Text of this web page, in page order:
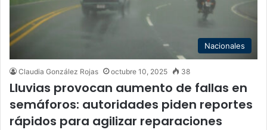
Nacionales
Claudia González Rojas octubre 10, 2025 38
Lluvias provocan aumento de fallas en
semáforos: autoridades piden reportes
rápidos para agilizar reparaciones